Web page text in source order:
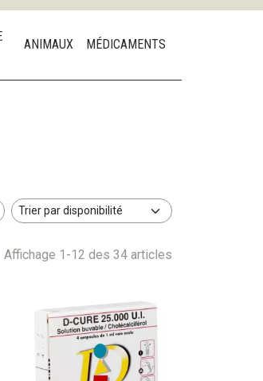
ANIMAUX MÉDICAMENTS
Affichage 1-12 des 34 articles